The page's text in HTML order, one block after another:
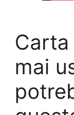
Carta
mai